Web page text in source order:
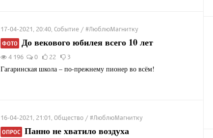
17-04-2021, 20:40, Событие / #ЛюблюМагнитку
ФОТО До векового юбилея всего 10 лет
4 196 0 22 3
Гагаринская школа – по-прежнему пионер во всём!
16-04-2021, 21:01, Общество / #ЛюблюМагнитку
ОПРОС Панно не хватило воздуха